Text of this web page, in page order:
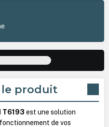
produit
T6193 est une solution
de vos